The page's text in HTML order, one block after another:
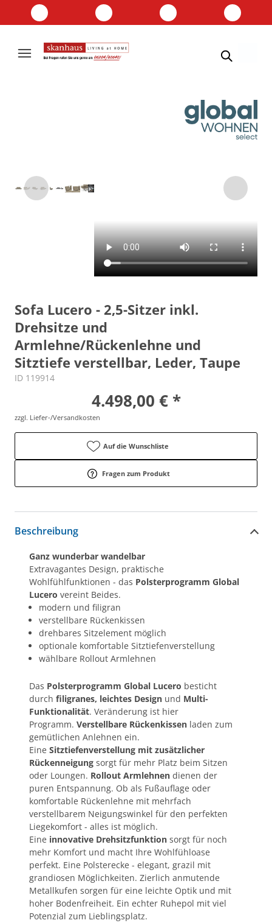
Sofa Lucero - 2,5-Sitzer inkl.
Drehsitze und
Armlehne/Rückenlehne und
Sitztiefe verstellbar, Leder, Taupe
ID 119914
4.498,00 € *
zzgl. Liefer-/Versandkosten
Auf die Wunschliste
Fragen zum Produkt
Beschreibung
Ganz wunderbar wandelbar
Extravagantes Design, praktische
Wohlfühlfunktionen - das Polsterprogramm Global
Lucero vereint Beides.
modern und filigran
verstellbare Rückenkissen
drehbares Sitzelement möglich
optionale komfortable Sitztiefenverstellung
wählbare Rollout Armlehnen
Das Polsterprogramm Global Lucero besticht
durch filigranes, leichtes Design und Multi-
Funktionalität. Veränderung ist hier
Programm. Verstellbare Rückenkissen laden zum
gemütlichen Anlehnen ein.
Eine Sitztiefenverstellung mit zusätzlicher
Rückenneigung sorgt für mehr Platz beim Sitzen
oder Loungen. Rollout Armlehnen dienen der
puren Entspannung. Ob als Fußauflage oder
komfortable Rückenlehne mit mehrfach
verstellbarem Neigungswinkel für den perfekten
Liegekomfort - alles ist möglich.
Eine innovative Drehsitzfunktion sorgt für noch
mehr Komfort und macht Ihre Wohlfühloase
perfekt. Eine Polsterecke - elegant, grazil mit
grandiosen Möglichkeiten. Zierlich anmutende
Metallkufen sorgen für eine leichte Optik und mit
hoher Bodenfreiheit. Ein echter Ruhepol mit viel
Potenzial zum Lieblingsplatz.